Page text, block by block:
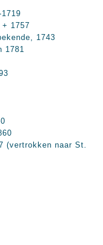
+ 1757
1743
1781
(vertrokken naar St.